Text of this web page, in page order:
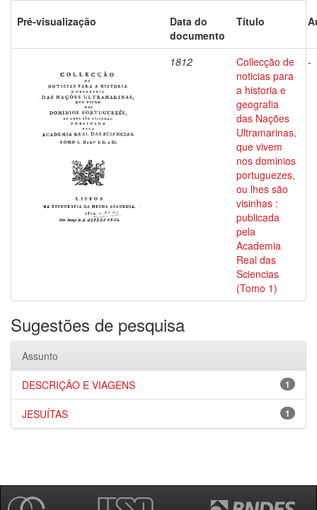
Pré-visualização
Data do
documento
Título
1812
Collecção de
noticias para
a historia e
geografia
das Nações
Ultramarinas,
que vivem
nos dominios
portuguezes,
ou lhes são
visinhas :
publicada
pela
Academia
Real das
Sciencias
(Tomo 1)
-
Sugestões de pesquisa
Assunto
1
DESCRIÇÃO E VIAGENS
1
JESUÍTAS